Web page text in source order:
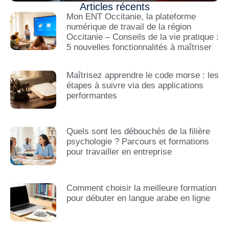
Articles récents
Mon ENT Occitanie, la plateforme
numérique de travail de la région
Occitanie – Conseils de la vie pratique :
5 nouvelles fonctionnalités à maîtriser
Maîtrisez apprendre le code morse : les
étapes à suivre via des applications
performantes
Quels sont les débouchés de la filière
psychologie ? Parcours et formations
pour travailler en entreprise
Comment choisir la meilleure formation
pour débuter en langue arabe en ligne